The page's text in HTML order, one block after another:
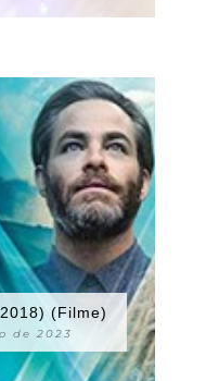
(Filme)
de 2023